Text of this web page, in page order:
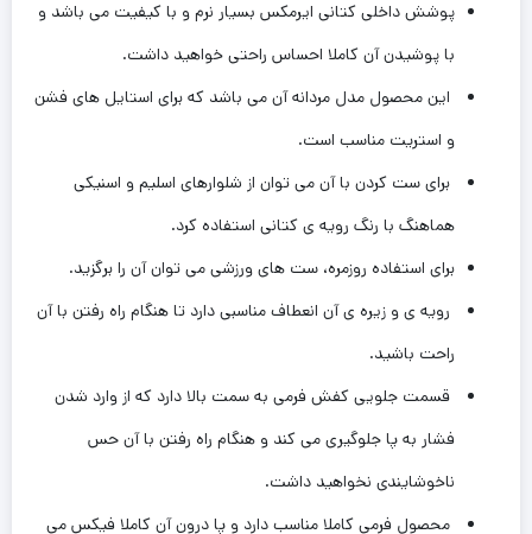
پوشش داخلی کتانی ایرمکس بسیار نرم و با کیفیت می باشد و
با پوشیدن آن ‌کاملا احساس راحتی خواهید داشت.
این‌ محصول مدل مردانه آن می باشد که برای استایل های فشن
و استریت مناسب است.
برای ست کردن با آن می توان از شلوارهای اسلیم و اسنیکی
هماهنگ با رنگ رویه ی کتانی استفاده کرد.
برای استفاده روزمره، ست های ورزشی می توان آن را برگزید.
رویه ی و زیره ی آن انعطاف مناسبی دارد تا هنگام راه رفتن با آن
راحت باشید.
قسمت جلویی کفش فرمی به سمت بالا دارد که از وارد شدن
فشار به پا جلوگیری می کند و هنگام راه رفتن با آن حس
ناخوشایندی نخواهید داشت.
محصول فرمی کاملا مناسب دارد و ‌پا درون آن کاملا فیکس می